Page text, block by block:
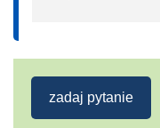
zadaj pytanie